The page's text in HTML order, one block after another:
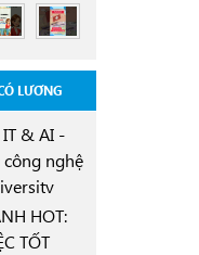
LƯƠNG
& AI -
nghệ
học
HOT:
TỐT